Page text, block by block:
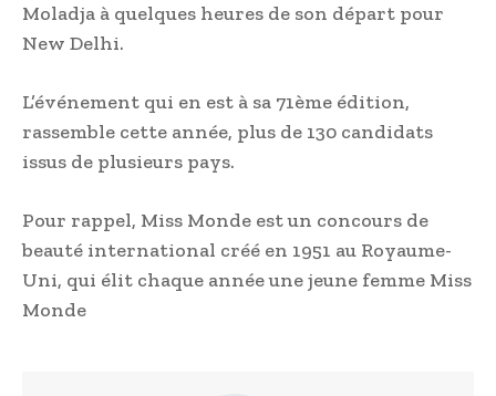
Moladja à quelques heures de son départ pour
New Delhi.
L’événement qui en est à sa 71ème édition,
rassemble cette année, plus de 130 candidats
issus de plusieurs pays.
Pour rappel, Miss Monde est un concours de
beauté international créé en 1951 au Royaume-
Uni, qui élit chaque année une jeune femme Miss
Monde